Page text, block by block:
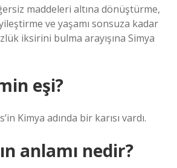
maddeleri altına dönüştürme,
ve yaşamı sonsuza kadar
iksirini bulma arayışına Simya
eşi?
Kimya adında bir karısı vardı.
anlamı nedir?